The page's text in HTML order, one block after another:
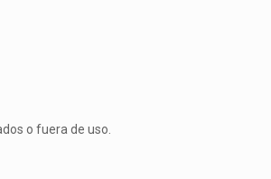
o fuera de uso.